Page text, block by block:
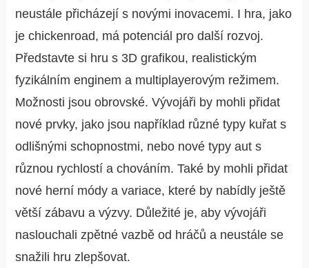
neustále přicházejí s novými inovacemi. I hra, jako
jechickenroad, má potenciál pro další rozvoj.
Představte si hru s 3D grafikou, realistickým
fyzikálním enginem a multiplayerovým režimem.
Možnosti jsou obrovské. Vývojáři by mohli přidat
nové prvky, jako jsou například různé typy kuřat s
odlišnými schopnostmi, nebo nové typy aut s
různou rychlostí a chováním. Také by mohli přidat
nové herní módy a variace, které by nabídly ještě
větší zábavu a výzvy. Důležité je, aby vývojáři
naslouchali zpětné vazbě od hráčů a neustále se
snažili hru zlepšovat.